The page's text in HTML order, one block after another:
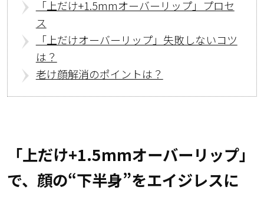
「上だけ+1.5mmオーバーリップ」プロセ
ス
「上だけオーバーリップ」失敗しないコツ
は？
老け顔解消のポイントは？
「上だけ+1.5mmオーバーリップ」
で、顔の“下半身”をエイジレスに